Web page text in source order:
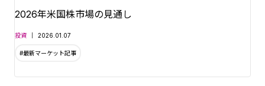
2026年米国株市場の見通し
投資 2026.01.07
#最新マーケット記事